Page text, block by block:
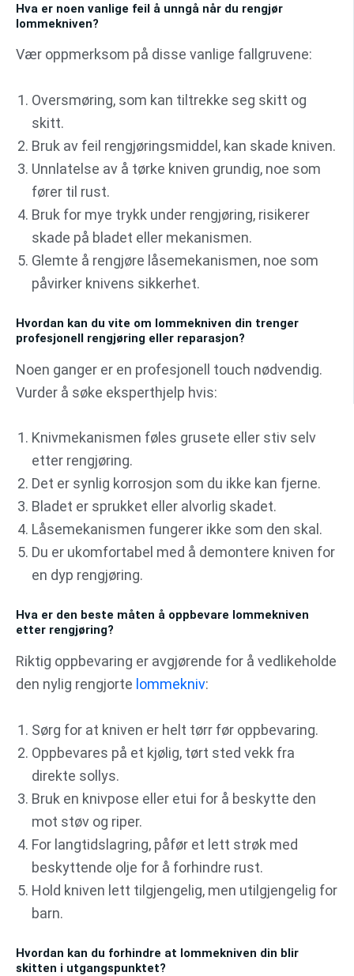
Hva er noen vanlige feil å unngå når du rengjør
lommekniven?
Vær oppmerksom på disse vanlige fallgruvene:
Oversmøring, som kan tiltrekke seg skitt og
skitt.
Bruk av feil rengjøringsmiddel, kan skade kniven.
Unnlatelse av å tørke kniven grundig, noe som
fører til rust.
Bruk for mye trykk under rengjøring, risikerer
skade på bladet eller mekanismen.
Glemte å rengjøre låsemekanismen, noe som
påvirker knivens sikkerhet.
Hvordan kan du vite om lommekniven din trenger
profesjonell rengjøring eller reparasjon?
Noen ganger er en profesjonell touch nødvendig.
Vurder å søke eksperthjelp hvis:
Knivmekanismen føles grusete eller stiv selv
etter rengjøring.
Det er synlig korrosjon som du ikke kan fjerne.
Bladet er sprukket eller alvorlig skadet.
Låsemekanismen fungerer ikke som den skal.
Du er ukomfortabel med å demontere kniven for
en dyp rengjøring.
Hva er den beste måten å oppbevare lommekniven
etter rengjøring?
Riktig oppbevaring er avgjørende for å vedlikeholde
den nylig rengjorte lommekniv:
Sørg for at kniven er helt tørr før oppbevaring.
Oppbevares på et kjølig, tørt sted vekk fra
direkte sollys.
Bruk en knivpose eller etui for å beskytte den
mot støv og riper.
For langtidslagring, påfør et lett strøk med
beskyttende olje for å forhindre rust.
Hold kniven lett tilgjengelig, men utilgjengelig for
barn.
Hvordan kan du forhindre at lommekniven din blir
skitten i utgangspunktet?